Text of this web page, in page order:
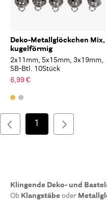
Deko-Metallglöckchen Mix,
kugelförmig
2x11mm, 5x15mm, 3x19mm,
SB-Btl. 10Stück
6,99 €
1
Klingende Deko- und
Ob Klangstäbe oder